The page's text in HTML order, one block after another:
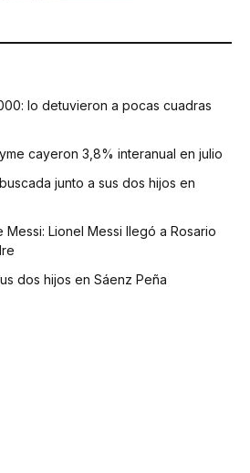
lo detuvieron a pocas cuadras
cayeron 3,8% interanual en julio
junto a sus dos hijos en
Lionel Messi llegó a Rosario
dos hijos en Sáenz Peña